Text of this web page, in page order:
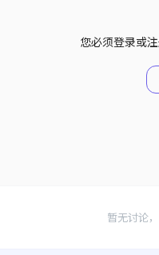
您必须登录或
暂无讨论